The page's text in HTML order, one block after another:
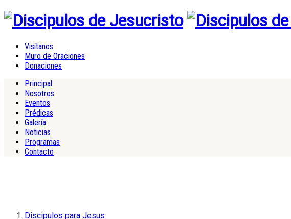
Visítanos
Muro de Oraciones
Donaciones
Principal
Nosotros
Eventos
Prédicas
Galería
Noticias
Programas
Contacto
Discipulos para Jesus